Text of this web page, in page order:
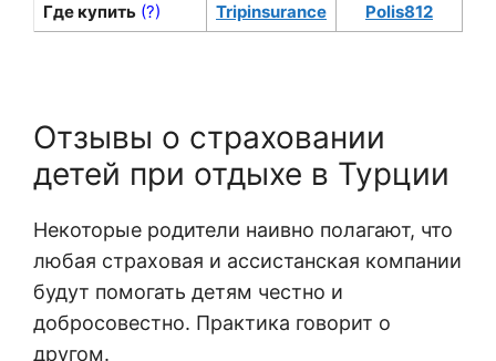
Где купить (?) Tripinsurance Polis812
Отзывы о страховании
детей при отдыхе в Турции
Некоторые родители наивно полагают, что
любая страховая и ассистанская компании
будут помогать детям честно и
добросовестно. Практика говорит о
другом.